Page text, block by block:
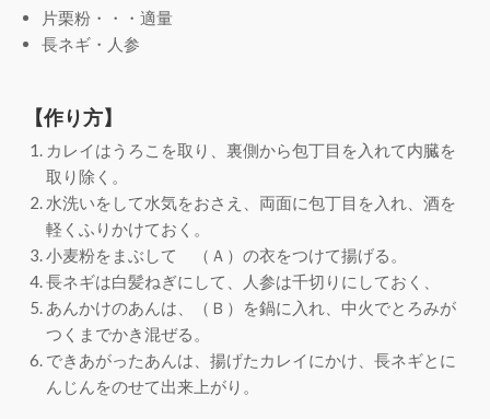
片栗粉・・・適量
長ネギ・人参
【作り方】
カレイはうろこを取り、裏側から包丁目を入れて内臓を
取り除く。
水洗いをして水気をおさえ、両面に包丁目を入れ、酒を
軽くふりかけておく。
小麦粉をまぶして （Ａ）の衣をつけて揚げる。
長ネギは白髪ねぎにして、人参は千切りにしておく、
あんかけのあんは、（Ｂ）を鍋に入れ、中火でとろみが
つくまでかき混ぜる。
できあがったあんは、揚げたカレイにかけ、長ネギとに
んじんをのせて出来上がり。